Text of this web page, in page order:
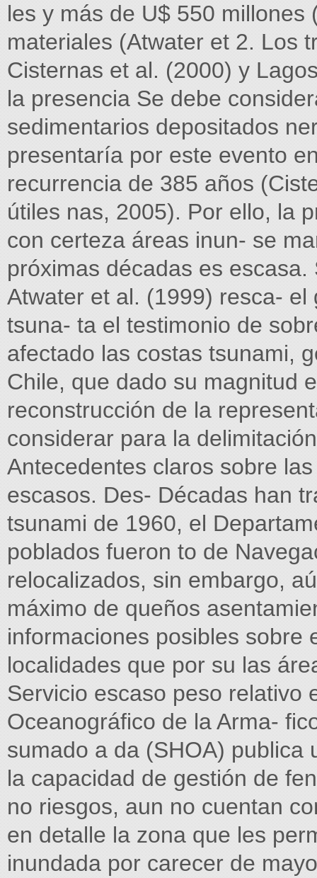
les y más de U$ 550
materiales (Atwater et 2. Los
Cisternas et al. (2000) y
la presencia Se debe
sedimentarios depositados
presentaría por este evento
recurrencia de 385 años
útiles nas, 2005). Por ello, la
con certeza áreas inun- se
próximas décadas es
Atwater et al. (1999) resca-
tsuna- ta el testimonio de
afectado las costas tsunami,
Chile, que dado su magnitud
reconstrucción de la
considerar para la
Antecedentes claros sobre
escasos. Des- Décadas han
tsunami de 1960, el
poblados fueron to de
relocalizados, sin embargo,
máximo de queños
informaciones posibles sobre
localidades que por su las
Servicio escaso peso relativo
Oceanográfico de la Arma-
sumado a da (SHOA) publica
la capacidad de gestión de
no riesgos, aun no cuentan
en detalle la zona que les
inundada por carecer de